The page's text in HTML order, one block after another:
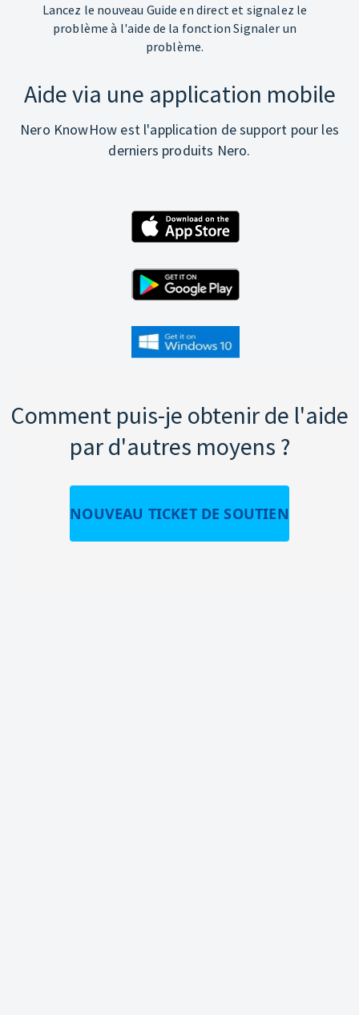
Lancez le nouveau Guide en direct et signalez le
problème à l'aide de la fonction Signaler un
problème.
Aide via une application mobile
Nero KnowHow est l'application de support pour les
derniers produits Nero.
Comment puis-je obtenir de l'aide
par d'autres moyens ?
NOUVEAU TICKET DE SOUTIEN